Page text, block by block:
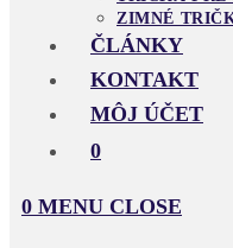
ZIMNÉ
ČLÁNKY
KONTAKT
MÔJ ÚČET
0
0 MENU CLOSE